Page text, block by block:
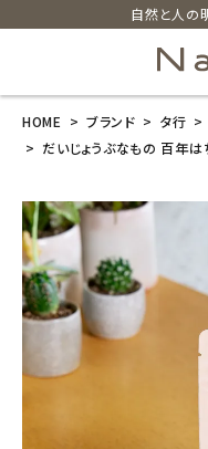
自然と人の
だいじょうぶな
もの 百年はち
HOME ブランド タ行
だいじょうぶなもの 百年